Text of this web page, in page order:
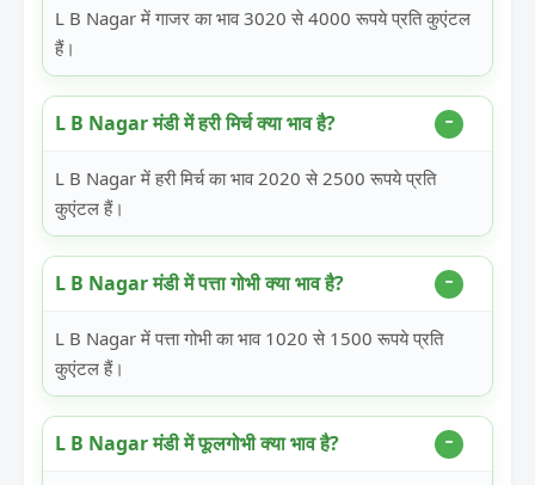
L B Nagar में गाजर का भाव 3020 से 4000 रूपये प्रति कुएंटल
हैं।
L B Nagar मंडी में हरी मिर्च क्या भाव है?
L B Nagar में हरी मिर्च का भाव 2020 से 2500 रूपये प्रति
कुएंटल हैं।
L B Nagar मंडी में पत्ता गोभी क्या भाव है?
L B Nagar में पत्ता गोभी का भाव 1020 से 1500 रूपये प्रति
कुएंटल हैं।
L B Nagar मंडी में फूलगोभी क्या भाव है?